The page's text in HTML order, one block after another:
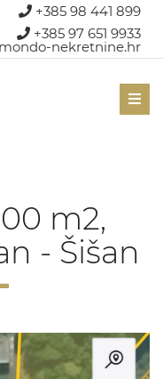
+385 98 441 899
+385 97 651 9933
nekretnine.hr
m2,
- Šišan